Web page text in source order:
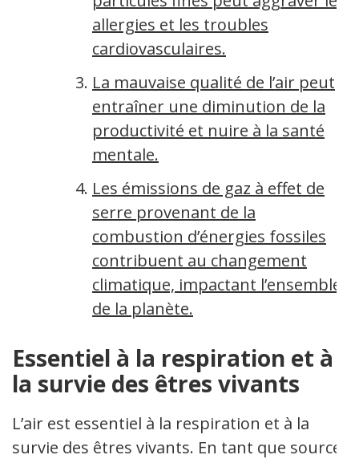
allergies et les troubles
cardiovasculaires.
La mauvaise qualité de l’air peut
entraîner une diminution de la
productivité et nuire à la santé
mentale.
Les émissions de gaz à effet de
serre provenant de la
combustion d’énergies fossiles
contribuent au changement
climatique, impactant l’ensemble
de la planète.
Essentiel à la respiration et à
la survie des êtres vivants
L’air est essentiel à la respiration et à la
survie des êtres vivants. En tant que source